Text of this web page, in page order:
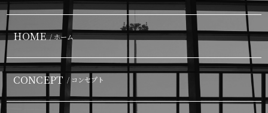
HOME / ホーム
CONCEPT / コンセプト